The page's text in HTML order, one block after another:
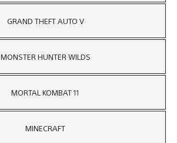
GRAND THEFT AUTO V
MONSTER HUNTER WILDS
MORTAL KOMBAT 11
MINECRAFT